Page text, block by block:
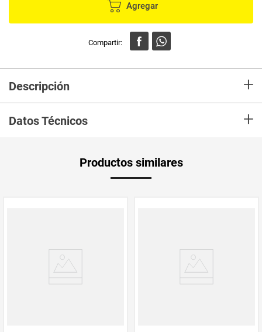
Agregar
Descripción +
Datos Técnicos +
Productos similares